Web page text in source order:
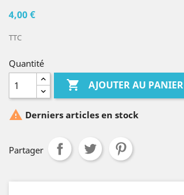
4,00 €
TTC
Quantité
 AJOUTER AU PANIER
 Derniers articles en stock
Partager